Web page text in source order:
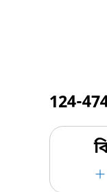
124-